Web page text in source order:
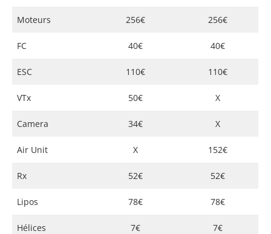
Moteurs 256€ 256€
FC 40€ 40€
ESC 110€ 110€
VTx 50€ X
Camera 34€ X
Air Unit X 152€
Rx 52€ 52€
Lipos 78€ 78€
Hélices 7€ 7€